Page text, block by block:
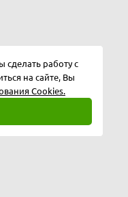
работу с
на сайте, Вы
Cookies.